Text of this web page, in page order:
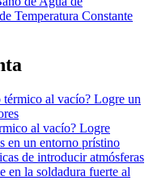
Temperatura Constante
térmico al vacío? Logre un
al vacío? Logre
en un entorno prístino
de introducir atmósferas
en la soldadura fuerte al